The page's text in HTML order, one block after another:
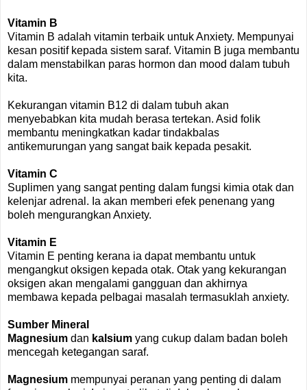
Vitamin B
Vitamin B adalah vitamin terbaik untuk Anxiety. Mempunyai
kesan positif kepada sistem saraf. Vitamin B juga membantu
dalam menstabilkan paras hormon dan mood dalam tubuh
kita.
Kekurangan vitamin B12 di dalam tubuh akan
menyebabkan kita mudah berasa tertekan. Asid folik
membantu meningkatkan kadar tindakbalas
antikemurungan yang sangat baik kepada pesakit.
Vitamin C
Suplimen yang sangat penting dalam fungsi kimia otak dan
kelenjar adrenal. Ia akan memberi efek penenang yang
boleh mengurangkan Anxiety.
Vitamin E
Vitamin E penting kerana ia dapat membantu untuk
mengangkut oksigen kepada otak. Otak yang kekurangan
oksigen akan mengalami gangguan dan akhirnya
membawa kepada pelbagai masalah termasuklah anxiety.
Sumber Mineral
Magnesium dan kalsium yang cukup dalam badan boleh
mencegah ketegangan saraf.
Magnesium mempunyai peranan yang penting di dalam